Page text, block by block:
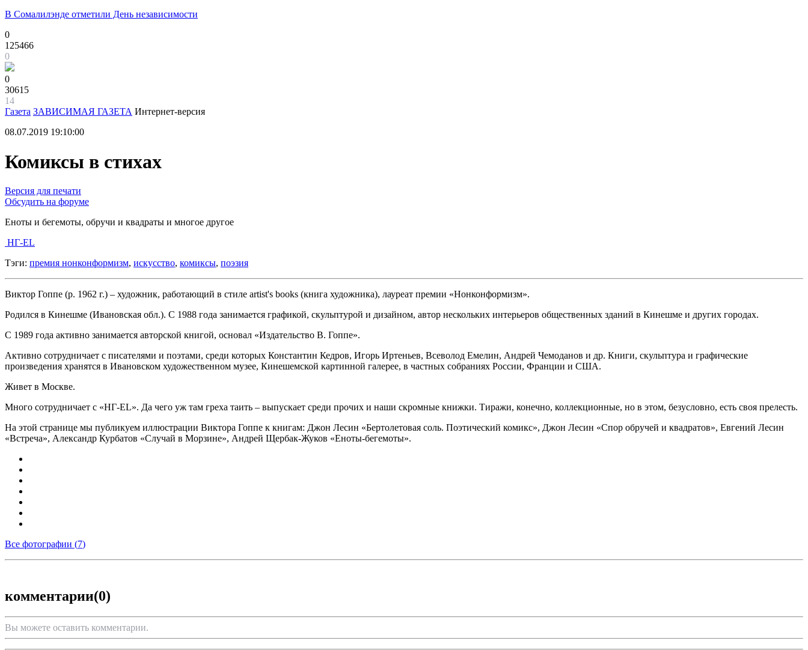
В Сомалилэнде отметили День независимости
0
125466
0
0
30615
14
Газета ЗАВИСИМАЯ ГАЗЕТА Интернет-версия
08.07.2019 19:10:00
Комиксы в стихах
Версия для печати
Обсудить на форуме
Еноты и бегемоты, обручи и квадраты и многое другое
НГ-EL
Тэги: премия нонконформизм, искусство, комиксы, поэзия
Виктор Гоппе (р. 1962 г.) – художник, работающий в стиле artist's books (книга художника), лауреат премии «Нонконформизм».
Родился в Кинешме (Ивановская обл.). С 1988 года занимается графикой, скульптурой и дизайном, автор нескольких интерьеров общественных зданий в Кинешме и других городах.
С 1989 года активно занимается авторской книгой, основал «Издательство В. Гоппе».
Активно сотрудничает с писателями и поэтами, среди которых Константин Кедров, Игорь Иртеньев, Всеволод Емелин, Андрей Чемоданов и др. Книги, скульптура и графические
произведения хранятся в Ивановском художественном музее, Кинешемской картинной галерее, в частных собраниях России, Франции и США.
Живет в Москве.
Много сотрудничает с «НГ-EL». Да чего уж там греха таить – выпускает среди прочих и наши скромные книжки. Тиражи, конечно, коллекционные, но в этом, безусловно, есть своя прелесть.
На этой странице мы публикуем иллюстрации Виктора Гоппе к книгам: Джон Лесин «Бертолетовая соль. Поэтический комикс», Джон Лесин «Спор обручей и квадратов», Евгений Лесин
«Встреча», Александр Курбатов «Случай в Морзине», Андрей Щербак-Жуков «Еноты-бегемоты».
Все фотографии (7)
комментарии(0)
Вы можете оставить комментарии.